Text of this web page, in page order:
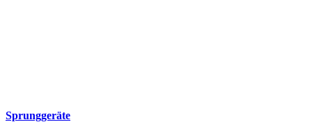
Sprunggeräte